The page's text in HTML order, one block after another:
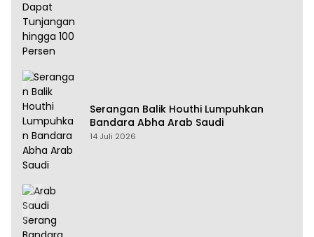
Serangan Balik Houthi Lumpuhkan
Bandara Abha Arab Saudi
14 Juli 2026